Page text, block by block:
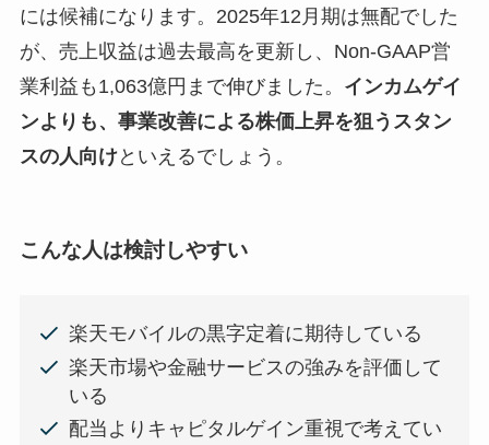
には候補になります。2025年12月期は無配でした
が、売上収益は過去最高を更新し、Non-GAAP営
業利益も1,063億円まで伸びました。 インカムゲイ
ンよりも、事業改善による株価上昇を狙うスタン
スの人向けといえるでしょう。
こんな人は検討しやすい
楽天モバイルの黒字定着に期待している
楽天市場や金融サービスの強みを評価して
いる
配当よりキャピタルゲイン重視で考えてい